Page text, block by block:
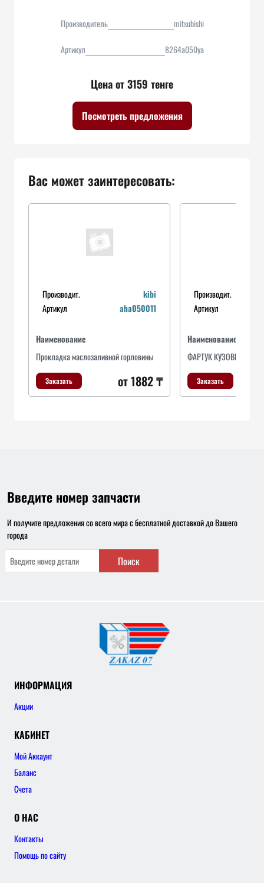
Производитель mitsubishi
Артикул 8264a050ya
Цена от 3159 тенге
Посмотреть предложения
Вас может заинтересовать:
Производит.
kibi
Артикул
aha050011
Наименование
Прокладка маслозаливной горловины
Заказать от 1882 ₸
Производит.
Артикул
Наименование
ФАРТУК КУЗОВНОЙ
Заказать
Введите номер запчасти
И получите предложения со всего мира с бесплатной доставкой до Вашего
города
Поиск
ИНФОРМАЦИЯ
Акции
КАБИНЕТ
Мой Аккаунт
Баланс
Счета
О НАС
Контакты
Помощь по сайту